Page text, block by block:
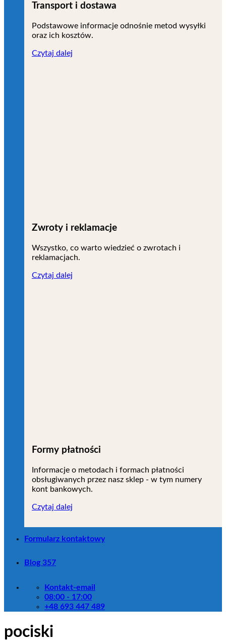
Transport i dostawa
Podstawowe informacje odnośnie metod wysyłki
oraz ich kosztów.
Czytaj dalej
Zwroty i reklamacje
Wszystko, co warto wiedzieć o zwrotach i
reklamacjach.
Czytaj dalej
Formy płatności
Informacje o metodach i formach płatności
obsługiwanych przez nasz sklep - w tym numery
kont bankowych.
Czytaj dalej
Formularz kontaktowy
Blog 357
Kontakt-email
08:00 - 17:00
+48 693 447 489
pociski